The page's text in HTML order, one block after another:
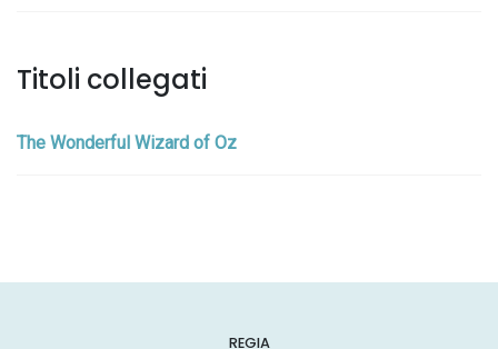
Titoli collegati
The Wonderful Wizard of Oz
REGIA